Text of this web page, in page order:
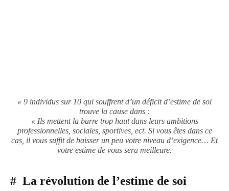
« 9 individus sur 10 qui souffrent d’un déficit d’estime de soi
trouve la cause dans :
« Ils mettent la barre trop haut dans leurs ambitions
professionnelles, sociales, sportives, ect. Si vous êtes dans ce
cas, il vous suffit de baisserun peu votre niveau d’exigence… Et
votre estime de vous sera meilleure.
# La révolution de l’estime de soi